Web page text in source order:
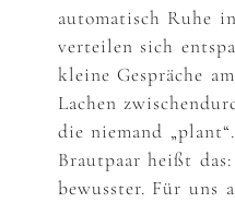
automatisch Ruhe
verteilen sich
kleine Gespräche
Lachen
die niemand
Brautpaar heißt
bewusster. Für uns